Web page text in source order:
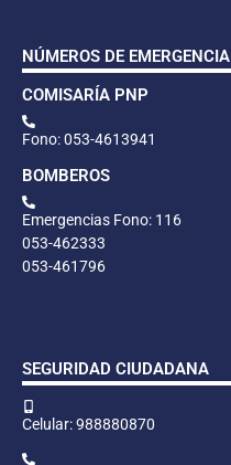
NÚMEROS DE EMERGENCIA
COMISARÍA PNP
Fono: 053-4613941
BOMBEROS
Emergencias Fono: 116
053-462333
053-461796
SEGURIDAD CIUDADANA
Celular: 988880870